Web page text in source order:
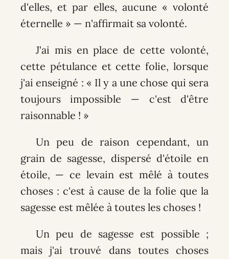
d'elles, et par elles, aucune « volonté
éternelle » — n'affirmait sa volonté.
J'ai mis en place de cette volonté,
cette pétulance et cette folie, lorsque
j'ai enseigné : « Il y a une chose qui sera
toujours impossible — c'est d'être
raisonnable ! »
Un peu de raison cependant, un
grain de sagesse, dispersé d'étoile en
étoile, — ce levain est mêlé à toutes
choses : c'est à cause de la folie que la
sagesse est mêlée à toutes les choses !
Un peu de sagesse est possible ;
mais j'ai trouvé dans toutes choses